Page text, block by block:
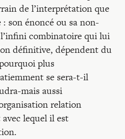
de l’interprétation que
son énoncé ou sa non-
combinatoire qui lui
définitive, dépendent du
plus
se sera-t-il
mais aussi
relation
lequel il est